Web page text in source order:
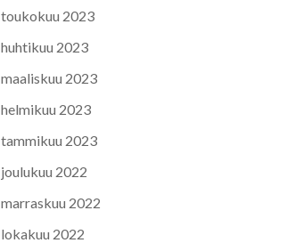
toukokuu 2023
huhtikuu 2023
maaliskuu 2023
helmikuu 2023
tammikuu 2023
joulukuu 2022
marraskuu 2022
lokakuu 2022